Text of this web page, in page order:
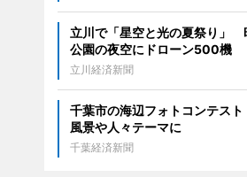
立川で「星空と光の夏祭り」
公園の夜空にドローン500機
立川経済新聞
千葉市の海辺フォトコンテス
風景や人々テーマに
千葉経済新聞